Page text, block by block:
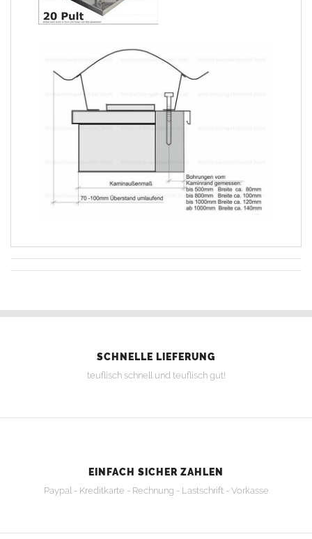
SCHNELLE LIEFERUNG
teuflisch schnell und teuflisch gut!
EINFACH SICHER ZAHLEN
Paypal - Kreditkarte - Rechnung - Lastschrift - Vorkasse